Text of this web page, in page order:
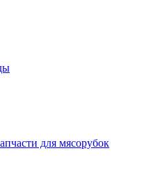
для мясорубок